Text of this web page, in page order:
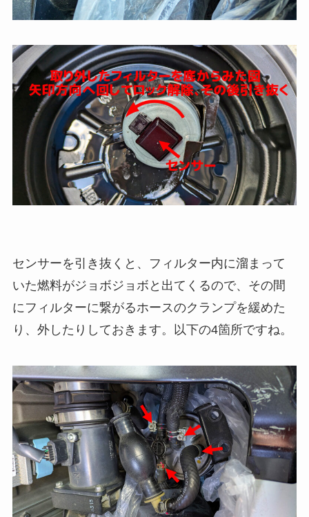
センサーを引き抜くと、フィルター内に溜まって
いた燃料がジョボジョボと出てくるので、その間
にフィルターに繋がるホースのクランプを緩めた
り、外したりしておきます。以下の4箇所ですね。